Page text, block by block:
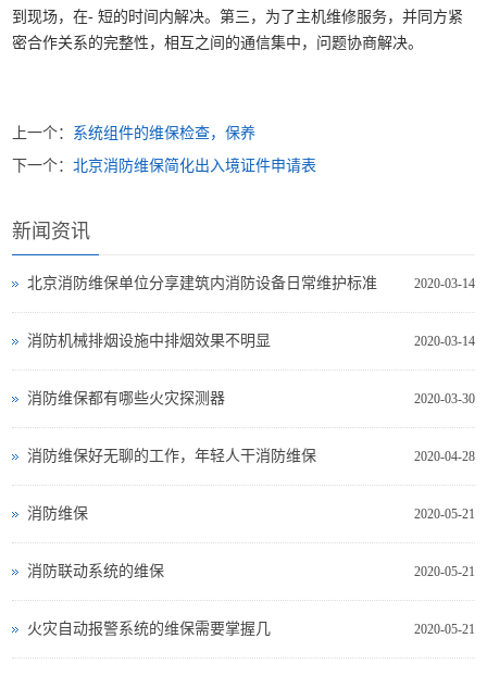
到现场，在- 短的时间内解决。第三，为了主机维修服务，并同方紧
密合作关系的完整性，相互之间的通信集中，问题协商解决。
上一个： 系统组件的维保检查，保养
下一个：北京消防维保简化出入境证件申请表
新闻资讯
2020-03-14
北京消防维保单位分享建筑内消防设备日常维护标准
2020-03-14
消防机械排烟设施中排烟效果不明显
2020-03-30
消防维保都有哪些火灾探测器
2020-04-28
消防维保好无聊的工作，年轻人干消防维保
2020-05-21
消防维保
2020-05-21
消防联动系统的维保
2020-05-21
火灾自动报警系统的维保需要掌握几